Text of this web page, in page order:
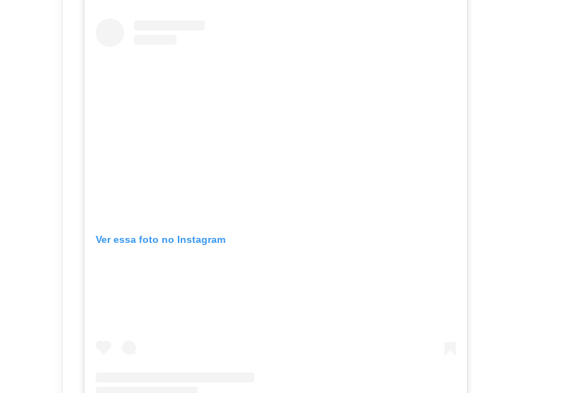
Ver essa foto no Instagram